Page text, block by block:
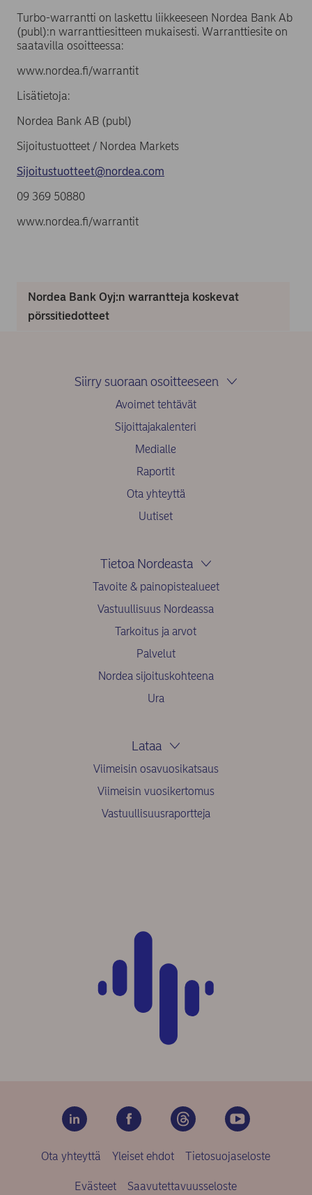
Turbo-warrantti on laskettu liikkeeseen Nordea Bank Ab
(publ):n warranttiesitteen mukaisesti. Warranttiesite on
saatavilla osoitteessa:
www.nordea.fi/warrantit
Lisätietoja:
Nordea Bank AB (publ)
Sijoitustuotteet / Nordea Markets
Sijoitustuotteet@nordea.com
09 369 50880
www.nordea.fi/warrantit
Nordea Bank Oyj:n warrantteja koskevat
pörssitiedotteet
Siirry suoraan osoitteeseen
Avoimet tehtävät
Sijoittajakalenteri
Medialle
Raportit
Ota yhteyttä
Uutiset
Tietoa Nordeasta
Tavoite & painopistealueet
Vastuullisuus Nordeassa
Tarkoitus ja arvot
Palvelut
Nordea sijoituskohteena
Ura
Lataa
Viimeisin osavuosikatsaus
Viimeisin vuosikertomus
Vastuullisuusraportteja
Ota yhteyttä Yleiset ehdot Tietosuojaseloste
Evästeet Saavutettavuusseloste